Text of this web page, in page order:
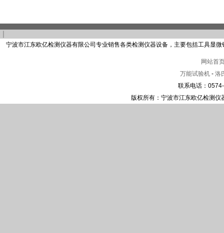
宁波市江东欧亿检测仪器有限公司专业销售各类检测仪器设备，主要包括工具显
网站首
万能试验机 - 洛
联系电话：
版权所有：宁波市江东欧亿检测